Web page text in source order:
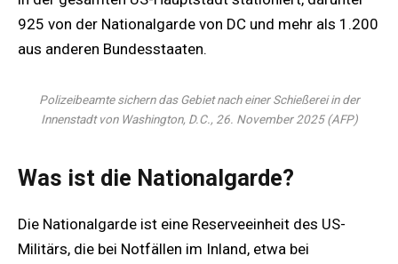
925 von der Nationalgarde von DC und mehr als 1.200
aus anderen Bundesstaaten.
Polizeibeamte sichern das Gebiet nach einer Schießerei in der
Innenstadt von Washington, D.C., 26. November 2025 (AFP)
Was ist die Nationalgarde?
Die Nationalgarde ist eine Reserveeinheit des US-
Militärs, die bei Notfällen im Inland, etwa bei